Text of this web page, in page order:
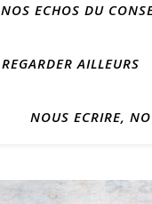
NOS ECHOS DU
REGARDER AILLEURS
NOUS ECRIRE,